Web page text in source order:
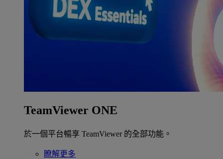
TeamViewer ONE
於一個平台暢享 TeamViewer 的全部功能。
瞭解更多